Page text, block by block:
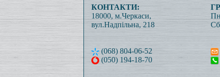
КОНТАКТИ:
18000, м.Черкаси,
вул.Надпільна, 218
(068) 804-06-52
(050) 194-18-70